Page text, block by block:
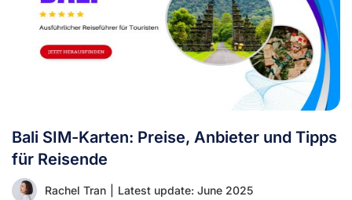
Bali SIM-Karten: Preise, Anbieter und Tipps
für Reisende
Rachel Tran Latest update: June 2025